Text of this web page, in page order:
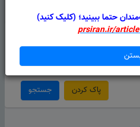
شهرستان
جستجو پاک کردن
حتما ببینید؛ (کلیک کنید)
prsiran.ir/